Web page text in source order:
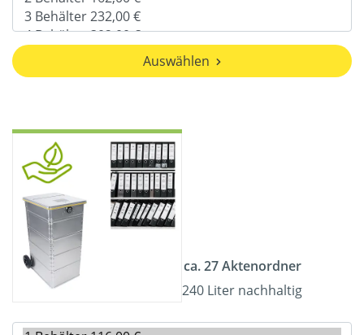
Auswählen
ca. 27 Aktenordner
240 Liter nachhaltig